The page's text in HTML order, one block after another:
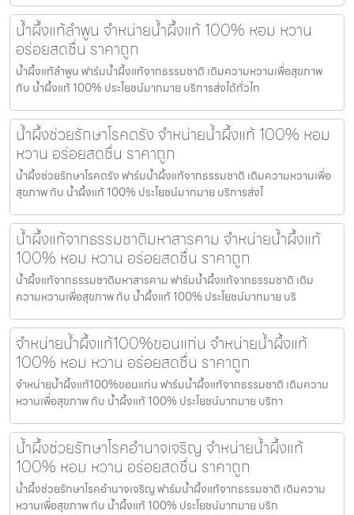
น้ำผึ้งแท้ลำพูน จำหน่ายน้ำผึ้งแท้ 100% หอม หวาน
อร่อยสดชื่น ราคาถูก
น้ำผึ้งแท้ลำพูน ฟาร์มน้ำผึ้งแท้จากธรรมชาติ เติมความหวานเพื่อสุขภาพ
กับ น้ำผึ้งแท้ 100% ประโยชน์มากมาย บริการส่งได้ทั่วไท
น้ำผึ้งช่วยรักษาโรคตรัง จำหน่ายน้ำผึ้งแท้ 100% หอม
หวาน อร่อยสดชื่น ราคาถูก
น้ำผึ้งช่วยรักษาโรคตรัง ฟาร์มน้ำผึ้งแท้จากธรรมชาติ เติมความหวานเพื่อ
สุขภาพ กับ น้ำผึ้งแท้ 100% ประโยชน์มากมาย บริการส่งไ
น้ำผึ้งแท้จากธรรมชาติมหาสารคาม จำหน่ายน้ำผึ้งแท้
100% หอม หวาน อร่อยสดชื่น ราคาถูก
น้ำผึ้งแท้จากธรรมชาติมหาสารคาม ฟาร์มน้ำผึ้งแท้จากธรรมชาติ เติม
ความหวานเพื่อสุขภาพ กับ น้ำผึ้งแท้ 100% ประโยชน์มากมาย บริ
จำหน่ายน้ำผึ้งแท้100%ขอนแก่น จำหน่ายน้ำผึ้งแท้
100% หอม หวาน อร่อยสดชื่น ราคาถูก
จำหน่ายน้ำผึ้งแท้100%ขอนแก่น ฟาร์มน้ำผึ้งแท้จากธรรมชาติ เติมความ
หวานเพื่อสุขภาพ กับ น้ำผึ้งแท้ 100% ประโยชน์มากมาย บริกา
น้ำผึ้งช่วยรักษาโรคอำนาจเจริญ จำหน่ายน้ำผึ้งแท้
100% หอม หวาน อร่อยสดชื่น ราคาถูก
น้ำผึ้งช่วยรักษาโรคอำนาจเจริญ ฟาร์มน้ำผึ้งแท้จากธรรมชาติ เติมความ
หวานเพื่อสุขภาพ กับ น้ำผึ้งแท้ 100% ประโยชน์มากมาย บริก